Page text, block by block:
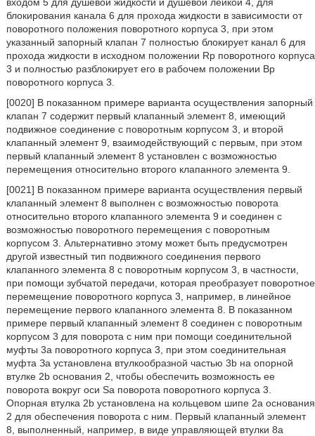
блокирования канала 6 для прохода жидкости в зависимости от
поворотного положения поворотного корпуса 3, при этом
указанный запорный клапан 7 полностью блокирует канал 6 для
прохода жидкости в исходном положении Rp поворотного корпуса
3 и полностью разблокирует его в рабочем положении Bp
поворотного корпуса 3.
[0020] В показанном примере варианта осуществления запорный
клапан 7 содержит первый клапанный элемент 8, имеющий
подвижное соединение с поворотным корпусом 3, и второй
клапанный элемент 9, взаимодействующий с первым, при этом
первый клапанный элемент 8 установлен с возможностью
перемещения относительно второго клапанного элемента 9.
[0021] В показанном примере варианта осуществления первый
клапанный элемент 8 выполнен с возможностью поворота
относительно второго клапанного элемента 9 и соединен с
возможностью поворотного перемещения с поворотным
корпусом 3. Альтернативно этому может быть предусмотрен
другой известный тип подвижного соединения первого
клапанного элемента 8 с поворотным корпусом 3, в частности,
при помощи зубчатой передачи, которая преобразует поворотное
перемещение поворотного корпуса 3, например, в линейное
перемещение первого клапанного элемента 8. В показанном
примере первый клапанный элемент 8 соединен с поворотным
корпусом 3 для поворота с ним при помощи соединительной
муфты 3а поворотного корпуса 3, при этом соединительная
муфта За установлена втулкообразной частью 3b на опорной
втулке 2b основания 2, чтобы обеспечить возможность ее
поворота вокруг оси Sa поворота поворотного корпуса 3.
Опорная втулка 2b установлена на кольцевом шипе 2а основания
2 для обеспечения поворота с ним. Первый клапанный элемент
8, выполненный, например, в виде управляющей втулки 8а